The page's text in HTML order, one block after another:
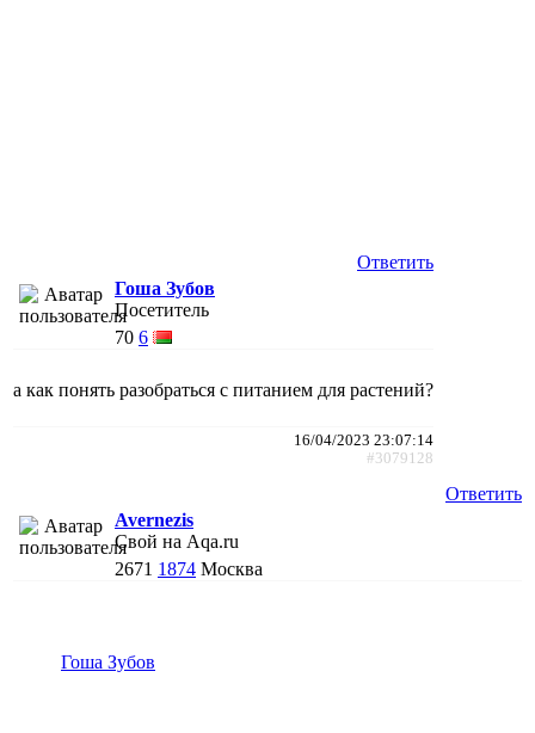
Ответить
Гоша Зубов
Посетитель
70 6
а как понять разобраться с питанием для растений?
16/04/2023 23:07:14
#3079128
Ответить
Avernezis
Свой на Aqa.ru
2671 1874 Москва
Гоша Зубов